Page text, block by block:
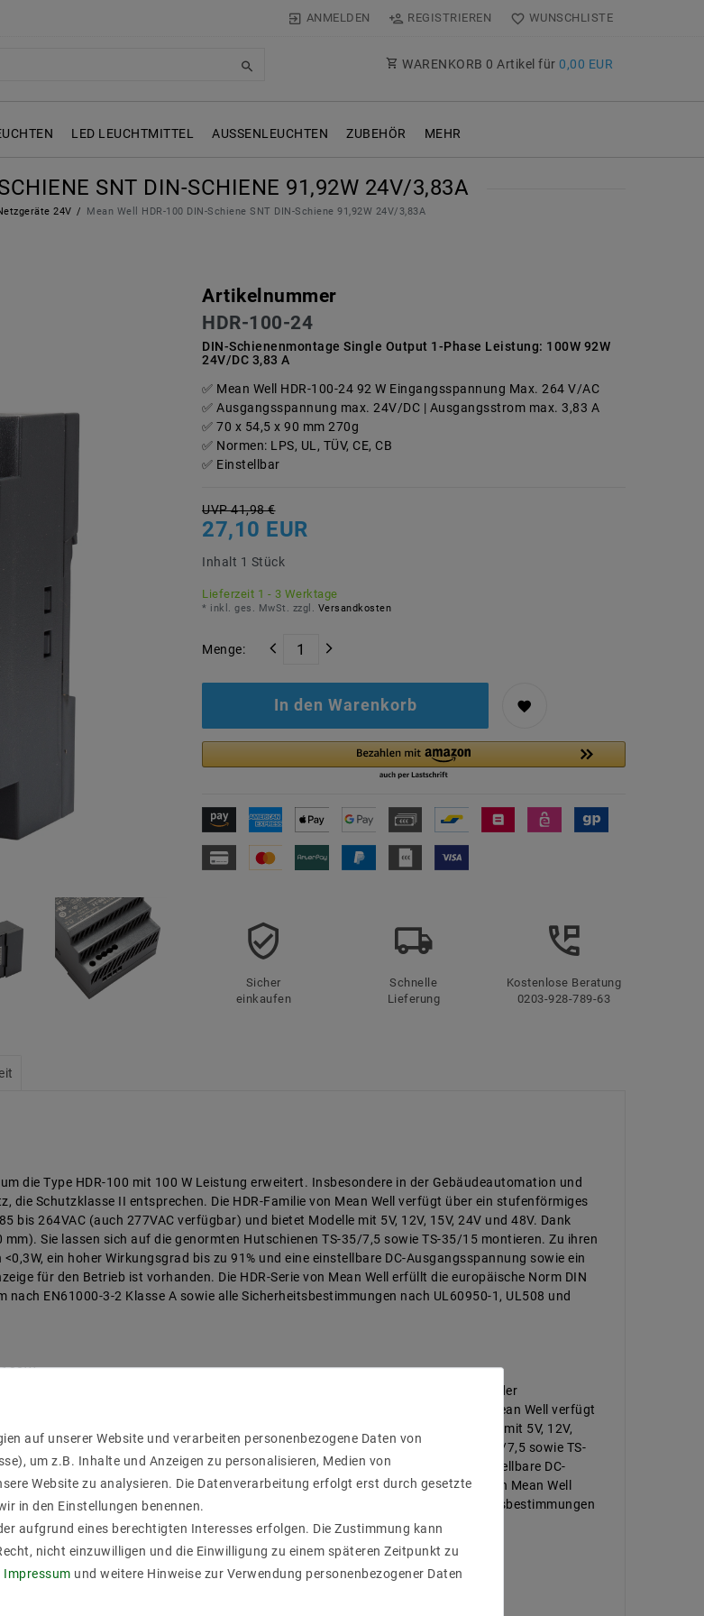
ANMELDEN REGISTRIEREN WUNSCHLISTE
WARENKORB 0 Artikel für 0,00 EUR
LED LEUCHTMITTEL AUSSENLEUCHTEN ZUBEHÖR MEHR
SNT DIN-SCHIENE 91,92W 24V/3,83A
24V Mean Well HDR-100 DIN-Schiene SNT DIN-Schiene 91,92W 24V/3,83A
Artikelnummer
HDR-100-24
DIN-Schienenmontage Single Output 1-Phase Leistung: 100W 92W
24V/DC 3,83 A
Mean Well HDR-100-24 92 W Eingangsspannung Max. 264 V/AC
Ausgangsspannung max. 24V/DC | Ausgangsstrom max. 3,83 A
70 x 54,5 x 90 mm 270g
Normen: LPS, UL, TÜV, CE, CB
Einstellbar
UVP 41,98 €
27,10 EUR
Inhalt 1 Stück
Lieferzeit 1 - 3 Werktage
* inkl. ges. MwSt. zzgl. Versandkosten
Menge:
In den Warenkorb
Sicher
einkaufen
Schnelle
Lieferung
Kostenlose Beratung
0203-928-789-63
die Type HDR-100 mit 100 W Leistung erweitert. Insbesondere in der Gebäudeautomation und
die Schutzklasse II entsprechen. Die HDR-Familie von Mean Well verfügt über ein stufenförmiges
264VAC (auch 277VAC verfügbar) und bietet Modelle mit 5V, 12V, 15V, 24V und 48V. Dank
Sie lassen sich auf die genormten Hutschienen TS-35/7,5 sowie TS-35/15 montieren. Zu ihren
ein hoher Wirkungsgrad bis zu 91% und eine einstellbare DC-Ausgangsspannung sowie ein
für den Betrieb ist vorhanden. Die HDR-Serie von Mean Well erfüllt die europäische Norm DIN
EN61000-3-2 Klasse A sowie alle Sicherheitsbestimmungen nach UL60950-1, UL508 und
Serie HDR um die Type HDR-100 mit 100 W Leistung erweitert. Insbesondere in der
(HDR-60) zum Einsatz, die Schutzklasse II entsprechen. Die HDR-Familie von Mean Well verfügt
von 85 bis 264VAC (auch 277VAC verfügbar) und bietet Modelle mit 5V, 12V,
die Breite 4SU (70 mm). Sie lassen sich auf die genormten Hutschienen TS-35/7,5 sowie TS-
Leerlaufverbrauch von <0,3W, ein hoher Wirkungsgrad bis zu 91% und eine einstellbare DC-
+70 °C). Auch eine LED-Anzeige für den Betrieb ist vorhanden. Die HDR-Serie von Mean Well
Union für Oberwellenstrom nach EN61000-3-2 Klasse A sowie alle Sicherheitsbestimmungen
auf unserer Website und verarbeiten personenbezogene Daten von
um z.B. Inhalte und Anzeigen zu personalisieren, Medien von
Website zu analysieren. Die Datenverarbeitung erfolgt erst durch gesetzte
in den Einstellungen benennen.
aufgrund eines berechtigten Interesses erfolgen. Die Zustimmung kann
nicht einzuwilligen und die Einwilligung zu einem späteren Zeitpunkt zu
Impressum und weitere Hinweise zur Verwendung personenbezogener Daten